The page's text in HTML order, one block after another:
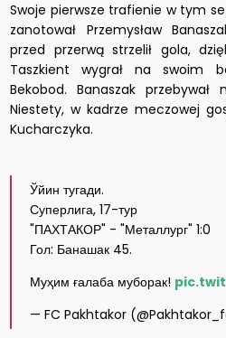
Swoje pierwsze trafienie w tym
zanotował Przemysław
przed przerwą strzelił gola,
Taszkient wygrał na swoim
Bekobod. Banaszak
Niestety, w kadrze meczowej
Kucharczyka.
Ўйин тугади.
Суперлига, 17-тур
"ПАХТАКОР" - "Металлург" 1:0
Гол: Банашак 45.
Муҳим ғалаба муборак!
— FC Pakhtakor